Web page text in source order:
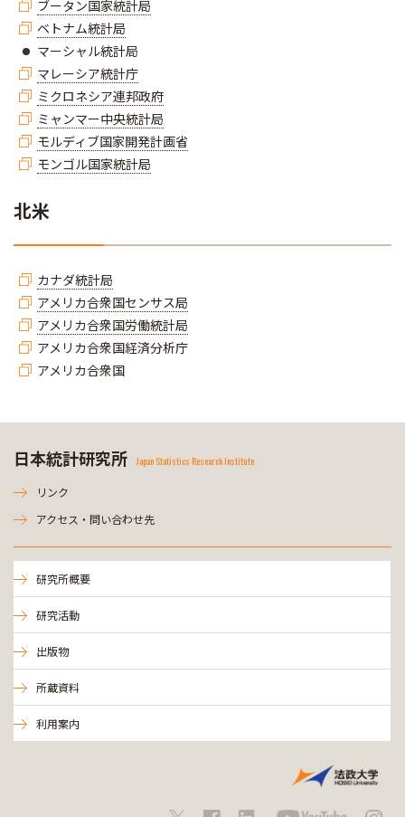
ブータン国家統計局
ベトナム統計局
​​​マーシャル統計局​​​​​​​
マレーシア統計庁
ミクロネシア連邦政府
ミャンマー中央統計局
モルディブ国家開発計画省
モンゴル国家統計局
北米
カナダ統計局
アメリカ合衆国センサス局
アメリカ合衆国労働統計局
アメリカ合衆国経済分析庁
アメリカ合衆国
日本統計研究所 Japan Statistics Research Institute
リンク
アクセス・問い合わせ先
研究所概要
研究活動
出版物
所蔵資料
利用案内